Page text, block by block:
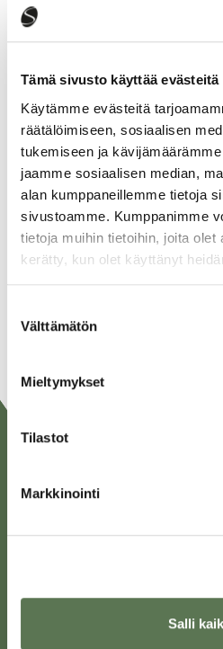
Tämä sivusto käyttää evästeitä
Käytämme evästeitä
räätälöimiseen, sosiaalisen
tukemiseen ja
jaamme sosiaalisen median,
alan kumppaneillemme tietoja
sivustoamme. Kumppanimme
tietoja muihin tietoihin, joita olet
kerätty, kun olet käyttänyt
valinta
Välttämätön
Mieltymykset
Tilastot
Markkinointi
Salli
Tapahtumapaikka
Lukiontie 3, 43100 Saarijärvi
Katso kaikki
Jaa tapahtuma:
Facebook
Twitter
URL
Saarijärven kaupunki